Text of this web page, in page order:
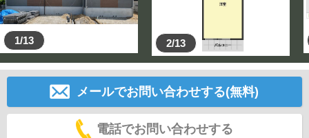
1/13 2/13
メールでお問い合わせする(無料)
電話でお問い合わせする